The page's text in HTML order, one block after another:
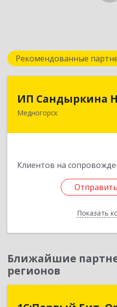
Рекомендованные
ИП Сандыркина
Медногорск
Клиентов на
Показать
462270,
Ближайшие
регионов